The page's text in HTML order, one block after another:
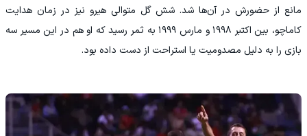
مانع از حضورش در آن‌ها شد. شش گل متوالی هیرو نیز در زمان هدایت
کاماچو، بین اکتبر ۱۹۹۸ و مارس ۱۹۹۹ به ثمر رسید که او هم در این مسیر سه
بازی را به دلیل مصدومیت یا استراحت از دست داده بود.